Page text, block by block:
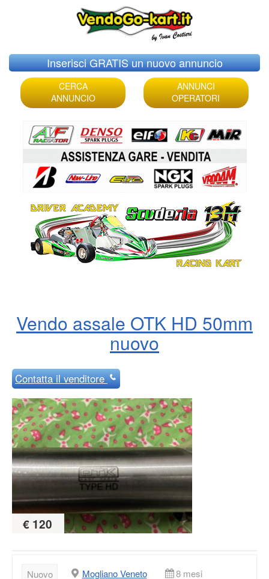
Skip
to
content
Inserisci GRATIS un nuovo annuncio
CERCA
ANNUNCIO
ANNUNCI
OPERATORI
Vendo assale OTK HD 50mm
nuovo
Contattail venditore
€ 120
Nuovo Mogliano Veneto 8 mesi